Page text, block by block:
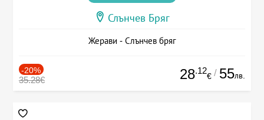
Слънчев Бряг
Жерави - Слънчев бряг
-20%
35.28€ 28.12
€ / 55лв.